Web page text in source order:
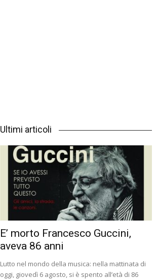
Ultimi articoli
E’ morto Francesco Guccini,
aveva 86 anni
Lutto nel mondo della musica: nella mattinata di
oggi, giovedì 6 agosto, si è spento all’età di 86